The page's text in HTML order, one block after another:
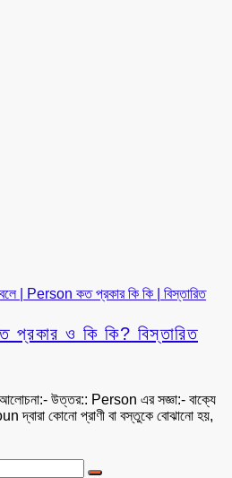
ও কি কি? বিস্তারিত
উত্তর:: Person এর সজ্ঞা:- বাক্যে
কোনো প্রাণী বা বস্তুকে বোঝানো হয়,